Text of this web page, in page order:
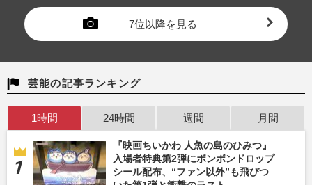
7位以降を見る
芸能の記事ランキング
1時間 24時間 週間 月間
『映画ちいかわ 人魚の島のひみつ』
入場者特典第2弾にボンボンドロップ
シール配布、“ファン以外”も飛びつ